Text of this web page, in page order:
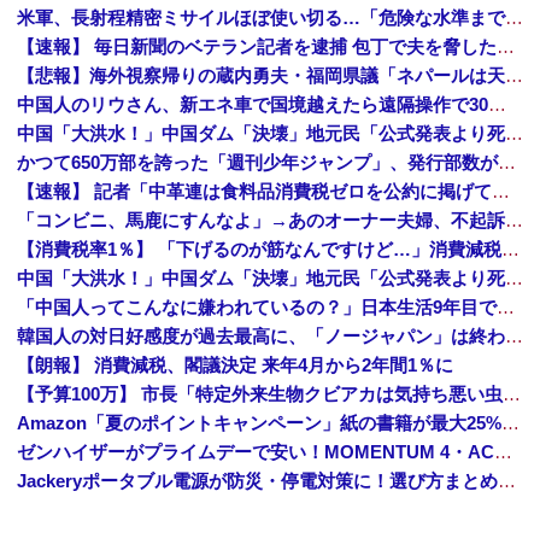
米軍、長射程精密ミサイルほぼ使い切る…「危険な水準まで減少」と軍高官が警告！
【速報】 毎日新聞のベテラン記者を逮捕 包丁で夫を脅した容疑
【悲報】海外視察帰りの蔵内勇夫・福岡県議「ネパールは天国だった！」あまりの能天気発言で大炎上 → ｗｗｗｗｗｗｗｗｗｗｗｗｗｗ
中国人のリウさん、新エネ車で国境越えたら遠隔操作で30時間ロックされる！
中国「大洪水！」中国ダム「決壊」地元民「公式発表より死者多い！」中国政府「住民拘束！（安否不明」中国当局「救助隊動画も削除」台風13号「三峡ダム接近中」→
かつて650万部を誇った「週刊少年ジャンプ」、発行部数が初の100万部割れ
【速報】 記者「中革連は食料品消費税ゼロを公約に掲げていたが？」→階猛氏「そ、それは財源確保という条件付き」
「コンビニ、馬鹿にすんなよ」→あのオーナー夫婦、不起訴ｗｗｗｗｗｗｗｗｗ
【消費税率1％】 「下げるのが筋なんですけど…」消費減税で値下がりする分と同じだけ商品を値上げして店頭価格を変えない店も
中国「大洪水！」中国ダム「決壊」地元民「公式発表より死者多い！」中国政府「住民拘束！（安否不明」中国当局「救助隊動画も削除」台風13号「三峡ダム接近中」→
「中国人ってこんなに嫌われているの？」日本生活9年目で明かす本心！
韓国人の対日好感度が過去最高に、「ノージャパン」は終わった？＝ネット「中国より100倍いい」
【朗報】 消費減税、閣議決定 来年4月から2年間1％に
【予算100万】 市長「特定外来生物クビアカは気持ち悪い虫だしそんな需要ないと思う」1匹300円相当の報奨金→初日に42万取られ焦り
Amazon「夏のポイントキャンペーン」紙の書籍が最大25%ポイント還元 対象と条件を整理（2026年7月）
ゼンハイザーがプライムデーで安い！MOMENTUM 4・ACCENTUMなど対象モデルまとめ！
Jackeryポータブル電源が防災・停電対策に！選び方まとめ【プライムデー最終日】